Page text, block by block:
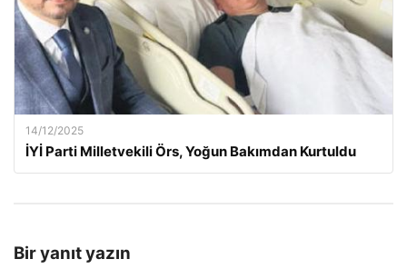
14/12/2025
İYİ Parti Milletvekili Örs, Yoğun Bakımdan Kurtuldu
Bir yanıt yazın